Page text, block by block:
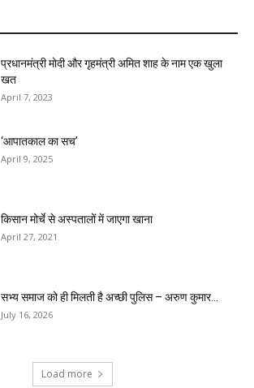
प्रधानमंत्री मोदी और गृहमंत्री अमित शाह के नाम एक खुला
खत
April 7, 2023
‘आपातकाल का सच’
April 9, 2025
किसान मोर्चे से अस्पतालों में जाएगा खाना
April 27, 2021
सभ्य समाज को ही मिलती है अच्छी पुलिस – अरुण कुमार...
July 16, 2026
Load more